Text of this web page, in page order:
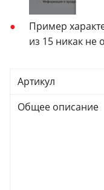
Пример
из 15 никак не
Артикул
Общее описание